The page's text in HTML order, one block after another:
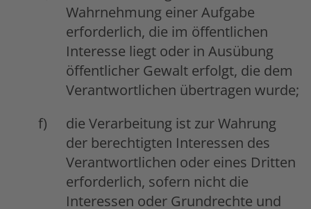
Wahrnehmung einer Aufgabe
erforderlich, die im öffentlichen
Interesse liegt oder in Ausübung
öffentlicher Gewalt erfolgt, die dem
Verantwortlichen übertragen wurde;
die Verarbeitung ist zur Wahrung
der berechtigten Interessen des
Verantwortlichen oder eines Dritten
erforderlich, sofern nicht die
Interessen oder Grundrechte und